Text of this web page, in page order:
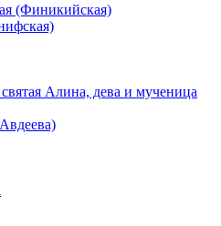
(Финикийская)
Алина, дева и мученица